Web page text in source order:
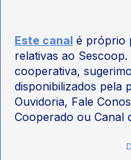
Este canal é próprio
relativas ao
cooperativa,
disponibilizados pela
Ouvidoria, Fale
Cooperado ou Canal